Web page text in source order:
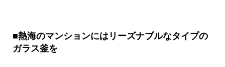
■熱海のマンションにはリーズナブルなタイプの
ガラス釜を